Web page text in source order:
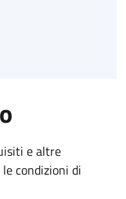
e altre
condizioni di